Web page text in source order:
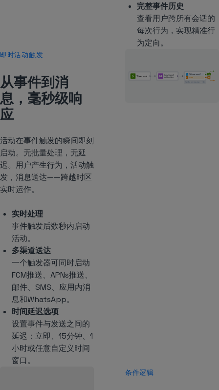
完整事件历史
查看用户跨所有会话的
每次行为，实现精准行
为定向。
即时活动触发
从事件到消
息，毫秒级响
应
活动在事件触发的瞬间即刻
启动。无批量处理，无延
迟。用户产生行为，活动触
发，消息送达——跨越时区
实时运作。
实时处理
事件触发后数秒内启动
活动。
多渠道送达
一个触发器可同时启动
FCM推送、APNs推送、
邮件、SMS、应用内消
息和WhatsApp。
时间延迟选项
设置事件与发送之间的
延迟：立即、15分钟、1
小时或任意自定义时间
窗口。
条件逻辑